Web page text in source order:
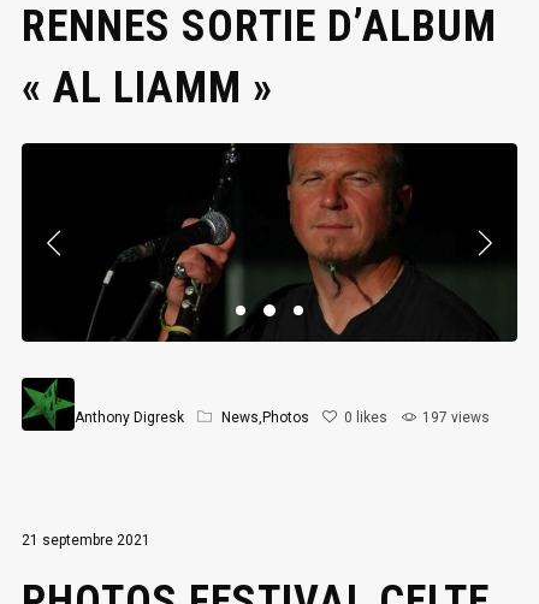
RENNES SORTIE D’ALBUM
« AL LIAMM »
Anthony Digresk News, Photos 0 likes 197 views
21 septembre 2021